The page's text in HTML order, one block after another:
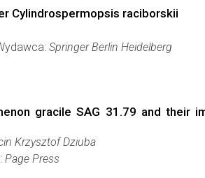
Cylindrospermopsis raciborskii
Springer Berlin Heidelberg
gracile SAG 31.79 and their
Krzysztof Dziuba
Page Press